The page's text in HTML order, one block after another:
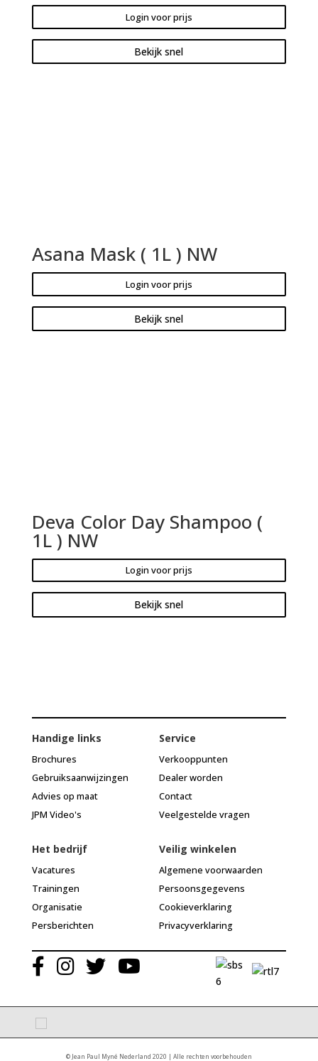
Login voor prijs
Bekijk snel
Asana Mask ( 1L ) NW
Login voor prijs
Bekijk snel
Deva Color Day Shampoo (
1L ) NW
Login voor prijs
Bekijk snel
Handige links
Brochures
Gebruiksaanwijzingen
Advies op maat
JPM Video's
Service
Verkooppunten
Dealer worden
Contact
Veelgestelde vragen
Het bedrijf
Vacatures
Trainingen
Organisatie
Persberichten
Veilig winkelen
Algemene voorwaarden
Persoonsgegevens
Cookieverklaring
Privacyverklaring
© Jean Paul Myné Nederland 2020 | Alle rechten voorbehouden